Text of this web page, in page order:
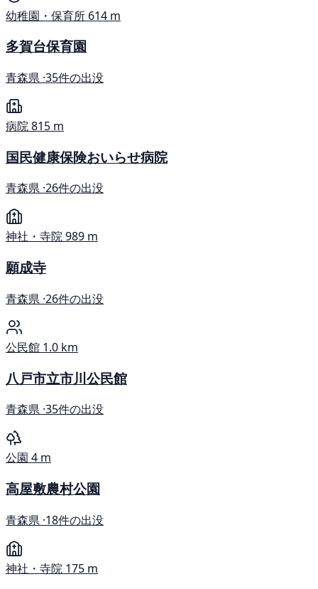
幼稚園・保育所 614 m
多賀台保育園
青森県 ·35件の出没
病院815 m
国民健康保険おいらせ病院
青森県 ·26件の出没
神社・寺院989 m
願成寺
青森県 ·26件の出没
公民館 1.0 km
八戸市立市川公民館
青森県 ·35件の出没
公園 4 m
高屋敷農村公園
青森県 ·18件の出没
神社・寺院 175 m